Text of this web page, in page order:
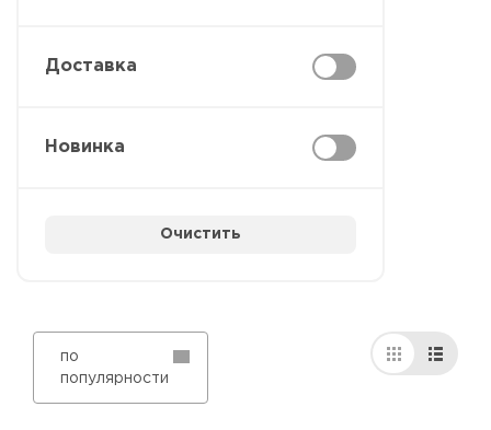
Доставка
Новинка
Очистить
по
популярности